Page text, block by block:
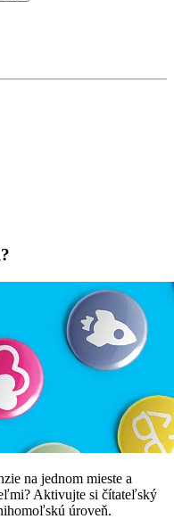
na jednom mieste a
Aktivujte si čítateľský
úroveň.